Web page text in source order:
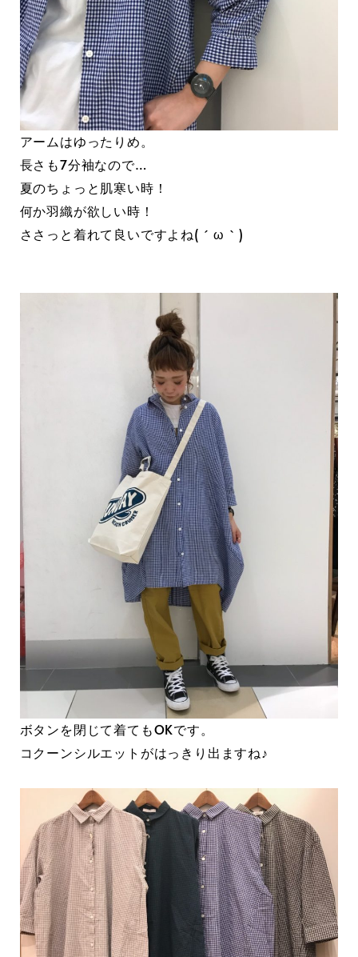
アームはゆったりめ。
長さも7分袖なので…
夏のちょっと肌寒い時！
何か羽織が欲しい時！
ささっと着れて良いですよね( ´ ω ` )
ボタンを閉じて着てもOKです。
コクーンシルエットがはっきり出ますね♪